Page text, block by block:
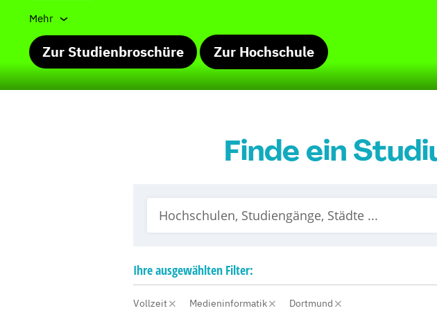
Mehr
Zur Studienbroschüre Zur Hochschule
Finde ein
Ihreausgewählten Filter:
Vollzeit Medieninformatik Dortmund